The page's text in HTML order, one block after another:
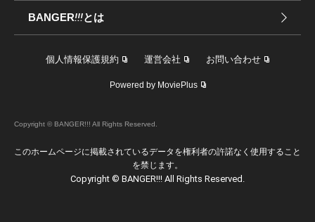
BANGER!!!とは
個人情報保護規約 運営会社 お問い合わせ
Powered by MoviePlus
Copyright © BANGER!!! All Rights Reserved.
このホームページに掲載されているデータを権利者の許諾なく使用すること
を禁じます。
Copyright © BANGER!!! All Rights Reserved.